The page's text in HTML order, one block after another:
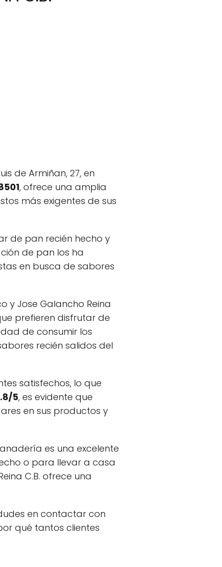
de Armiñan, 27, en
, ofrece una amplia
más exigentes de sus
de pan recién hecho y
de pan los ha
en busca de sabores
y Jose Galancho Reina
prefieren disfrutar de
de consumir los
recién salidos del
satisfechos, lo que
5, es evidente que
en sus productos y
es una excelente
o para llevar a casa
C.B. ofrece una
en contactar con
qué tantos clientes